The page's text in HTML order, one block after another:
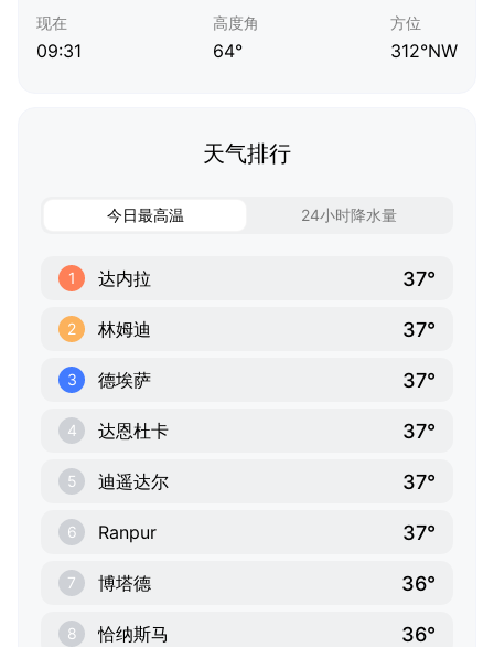
现在
09:31
高度角
64°
方位
312°NW
天气排行
今日最高温 24小时降水量
1 达内拉 37°
2 林姆迪 37°
3 德埃萨 37°
4 达恩杜卡 37°
5 迪遥达尔 37°
6 Ranpur 37°
7 博塔德 36°
8 恰纳斯马 36°